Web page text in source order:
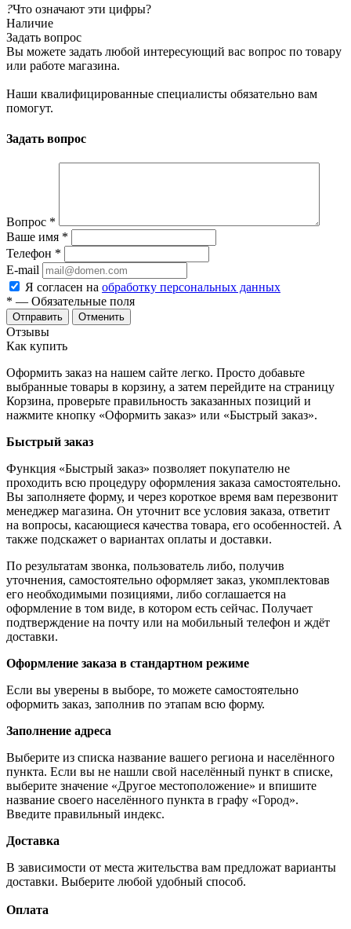
?Что означают эти цифры?
Наличие
Задать вопрос
Вы можете задать любой интересующий вас вопрос по товару
или работе магазина.
Наши квалифицированные специалисты обязательно вам
помогут.
Задать вопрос
Вопрос *
Ваше имя *
Телефон *
E-mail
Я согласен на обработку персональных данных
* — Обязательные поля
Отменить
Отзывы
Как купить
Оформить заказ на нашем сайте легко. Просто добавьте
выбранные товары в корзину, а затем перейдите на страницу
Корзина, проверьте правильность заказанных позиций и
нажмите кнопку «Оформить заказ» или «Быстрый заказ».
Быстрый заказ
Функция «Быстрый заказ» позволяет покупателю не
проходить всю процедуру оформления заказа самостоятельно.
Вы заполняете форму, и через короткое время вам перезвонит
менеджер магазина. Он уточнит все условия заказа, ответит
на вопросы, касающиеся качества товара, его особенностей. А
также подскажет о вариантах оплаты и доставки.
По результатам звонка, пользователь либо, получив
уточнения, самостоятельно оформляет заказ, укомплектовав
его необходимыми позициями, либо соглашается на
оформление в том виде, в котором есть сейчас. Получает
подтверждение на почту или на мобильный телефон и ждёт
доставки.
Оформление заказа в стандартном режиме
Если вы уверены в выборе, то можете самостоятельно
оформить заказ, заполнив по этапам всю форму.
Заполнение адреса
Выберите из списка название вашего региона и населённого
пункта. Если вы не нашли свой населённый пункт в списке,
выберите значение «Другое местоположение» и впишите
название своего населённого пункта в графу «Город».
Введите правильный индекс.
Доставка
В зависимости от места жительства вам предложат варианты
доставки. Выберите любой удобный способ.
Оплата